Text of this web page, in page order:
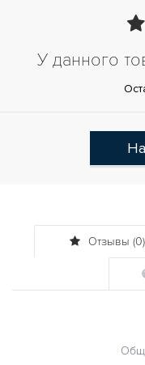
У данного
Отзывы (0)